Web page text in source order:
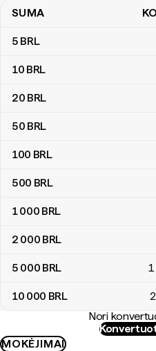
Brazilijos realai į Australijos
SUMA
5 BRL
10 BRL
20 BRL
50 BRL
100 BRL
500 BRL
1 000 BRL
2 000 BRL
5 000 BRL
10 000 BRL
Nori
MOKĖJIMAI